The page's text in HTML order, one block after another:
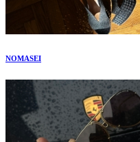
NOMASEI